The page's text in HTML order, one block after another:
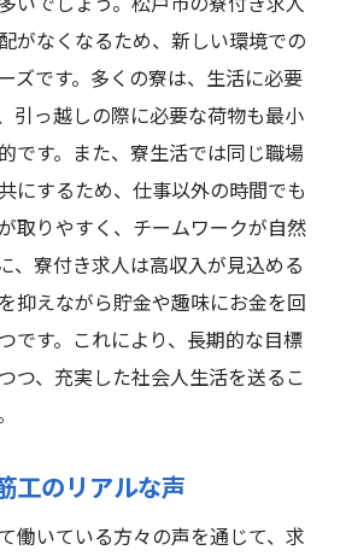
がなくなるため、新しい環境での
ズです。多くの寮は、生活に必要
引っ越しの際に必要な荷物も最小
です。また、寮生活では同じ職場
にするため、仕事以外の時間でも
取りやすく、チームワークが自然
、寮付き求人は高収入が見込める
抑えながら貯金や趣味にお金を回
です。これにより、長期的な目標
つ、充実した社会人生活を送るこ
工のリアルな声
働いている方々の声を通じて、求